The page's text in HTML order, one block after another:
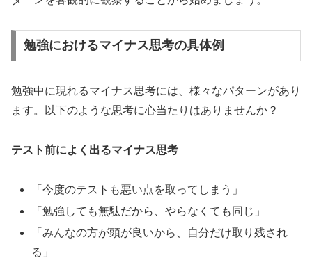
勉強におけるマイナス思考の具体例
勉強中に現れるマイナス思考には、様々なパターンがあり
ます。以下のような思考に心当たりはありませんか？
テスト前によく出るマイナス思考
「今度のテストも悪い点を取ってしまう」
「勉強しても無駄だから、やらなくても同じ」
「みんなの方が頭が良いから、自分だけ取り残され
る」